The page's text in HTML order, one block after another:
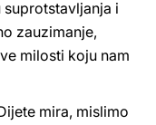
suprotstavljanja i
zauzimanje,
milosti koju nam
mira, mislimo